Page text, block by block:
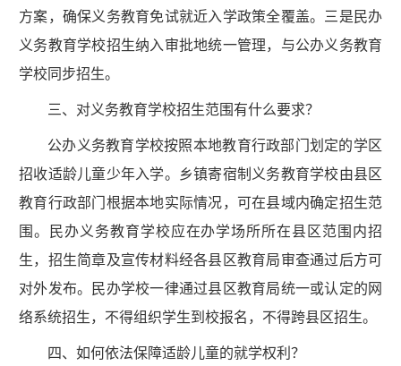
方案，确保义务教育免试就近入学政策全覆盖。三是民办
义务教育学校招生纳入审批地统一管理，与公办义务教育
学校同步招生。
三、对义务教育学校招生范围有什么要求？
公办义务教育学校按照本地教育行政部门划定的学区
招收适龄儿童少年入学。乡镇寄宿制义务教育学校由县区
教育行政部门根据本地实际情况，可在县域内确定招生范
围。民办义务教育学校应在办学场所所在县区范围内招
生，招生简章及宣传材料经各县区教育局审查通过后方可
对外发布。民办学校一律通过县区教育局统一或认定的网
络系统招生，不得组织学生到校报名，不得跨县区招生。
四、如何依法保障适龄儿童的就学权利？